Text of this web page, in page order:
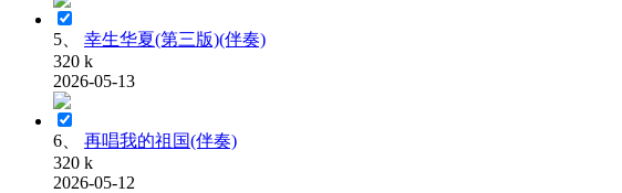
5、
幸生华夏(第三版)(伴奏)
320 k
2026-05-13
6、
再唱我的祖国(伴奏)
320 k
2026-05-12